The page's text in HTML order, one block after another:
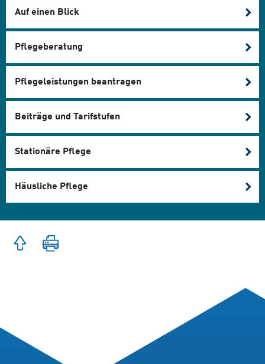
Auf einen Blick
Pflegeberatung
Pflegeleistungen beantragen
Beiträge und Tarifstufen
Stationäre Pflege
Häusliche Pflege
Zum
Seitenanfang
springen